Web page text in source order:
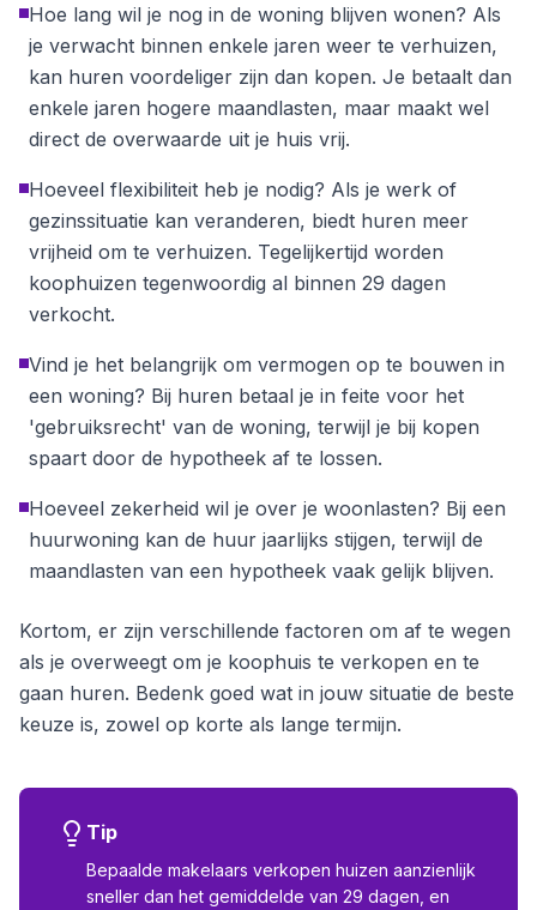
Hoe lang wil je nog in de woning blijven wonen? Als
je verwacht binnen enkele jaren weer te verhuizen,
kan huren voordeliger zijn dan kopen. Je betaalt dan
enkele jaren hogere maandlasten, maar maakt wel
direct de overwaarde uit je huis vrij.
Hoeveel flexibiliteit heb je nodig? Als je werk of
gezinssituatie kan veranderen, biedt huren meer
vrijheid om te verhuizen. Tegelijkertijd worden
koophuizen tegenwoordig al binnen 29 dagen
verkocht.
Vind je het belangrijk om vermogen op te bouwen in
een woning? Bij huren betaal je in feite voor het
'gebruiksrecht' van de woning, terwijl je bij kopen
spaart door de hypotheek af te lossen.
Hoeveel zekerheid wil je over je woonlasten? Bij een
huurwoning kan de huur jaarlijks stijgen, terwijl de
maandlasten van een hypotheek vaak gelijk blijven.
Kortom, er zijn verschillende factoren om af te wegen
als je overweegt om je koophuis te verkopen en te
gaan huren. Bedenk goed wat in jouw situatie de beste
keuze is, zowel op korte als lange termijn.
Tip
Bepaalde makelaars verkopen huizen aanzienlijk
sneller dan het gemiddelde van 29 dagen, en